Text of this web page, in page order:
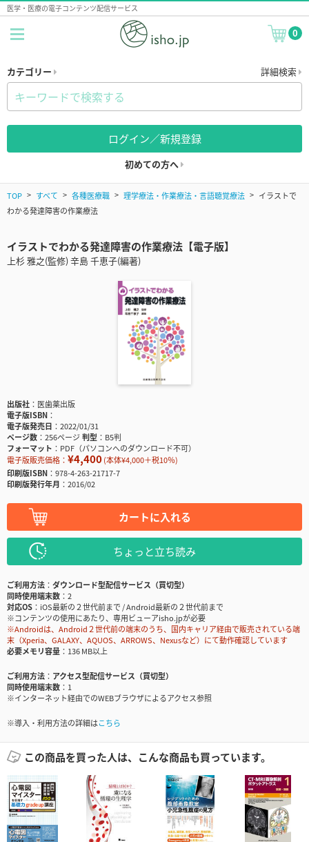
医学・医療の電子コンテンツ配信サービス
0
カテゴリー 詳細検索
ログイン／新規登録
初めての方へ
TOP すべて 各種医療職 理学療法・作業療法・言語聴覚療法
イラストで
わかる発達障害の作業療法
イラストでわかる発達障害の作業療法【電子版】
上杉 雅之(監修) 辛島 千恵子(編著)
出版社
医歯薬出版
電子版ISBN
電子版発売日
2022/01/31
ページ数
256ページ判型
B5判
フォーマット
PDF（パソコンへのダウンロード不可）
電子版販売価格： ¥4,400(本体¥4,000＋税10％)
印刷版ISBN
978-4-263-21717-7
印刷版発行年月
2016/02
カートに入れる
ちょっと立ち読み
ご利用方法
ダウンロード型配信サービス（買切型）
同時使用端末数
2
対応OS
iOS最新の２世代前まで / Android最新の２世代前まで
※コンテンツの使用にあたり、専用ビューアisho.jpが必要
※Androidは、Android２世代前の端末のうち、国内キャリア経由で販売されている端
末（Xperia、GALAXY、AQUOS、ARROWS、Nexusなど）にて動作確認しています
必要メモリ容量
136 MB以上
ご利用方法
アクセス型配信サービス（買切型）
同時使用端末数
1
※インターネット経由でのWEBブラウザによるアクセス参照
※導入・利用方法の詳細はこちら
この商品を買った人は、こんな商品も買っています。